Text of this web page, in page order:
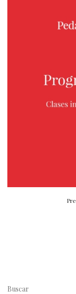
Buscar